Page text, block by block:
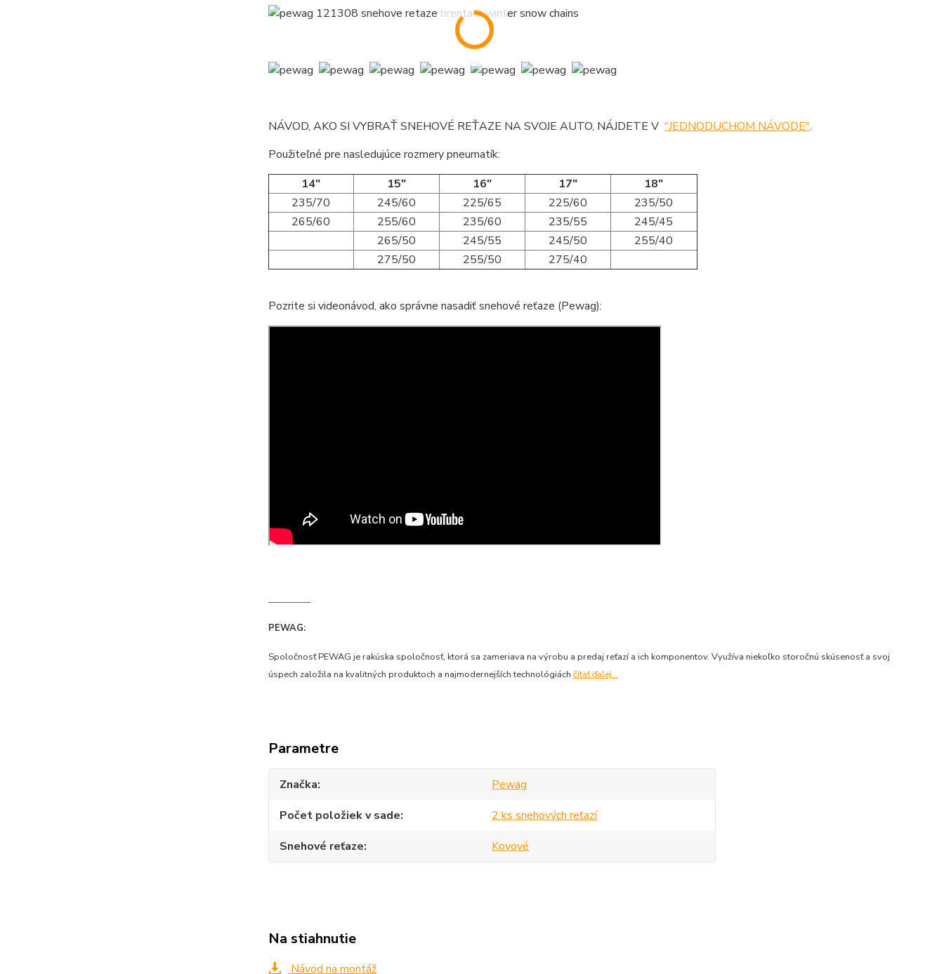
NÁVOD, AKO SI VYBRAŤ SNEHOVÉ REŤAZE NA SVOJE AUTO, NÁJDETE V "JEDNODUCHOM NÁVODE".
Použiteľné pre nasledujúce rozmery pneumatík:
14"
15" 16" 17"
18"
235/70
245/60 225/65 225/60
235/50
265/60
255/60 235/60 235/55
245/45
265/50
245/55 245/50
255/40
275/50
255/50 275/40
Pozrite si videonávod, ako správne nasadiť snehové reťaze (Pewag):
__________
PEWAG:
Spoločnosť PEWAG je rakúska spoločnosť, ktorá sa zameriava na výrobu a predaj reťazí a ich komponentov. Využíva niekoľko storočnú skúsenosť a svoj
úspech založila na kvalitných produktoch a najmodernejších technológiách čítať ďalej...
Parametre
Značka
Pewag
Počet položiek v sade
2 ks snehových reťazí
Snehové reťaze
Kovové
Na stiahnutie
Návod na montáž